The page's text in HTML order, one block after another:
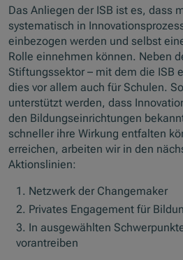
Das Anliegen der ISB ist es, dass
systematisch in
einbezogen werden und selbst
Rolle einnehmen können. Neben
Stiftungssektor – mit dem die ISB
dies vor allem auch für Schulen.
unterstützt werden, dass
den Bildungseinrichtungen
schneller ihre Wirkung entfalten
erreichen, arbeiten wir in den
Aktionslinien:
Netzwerk der Changemaker
Privates Engagement für
In ausgewählten
vorantreiben